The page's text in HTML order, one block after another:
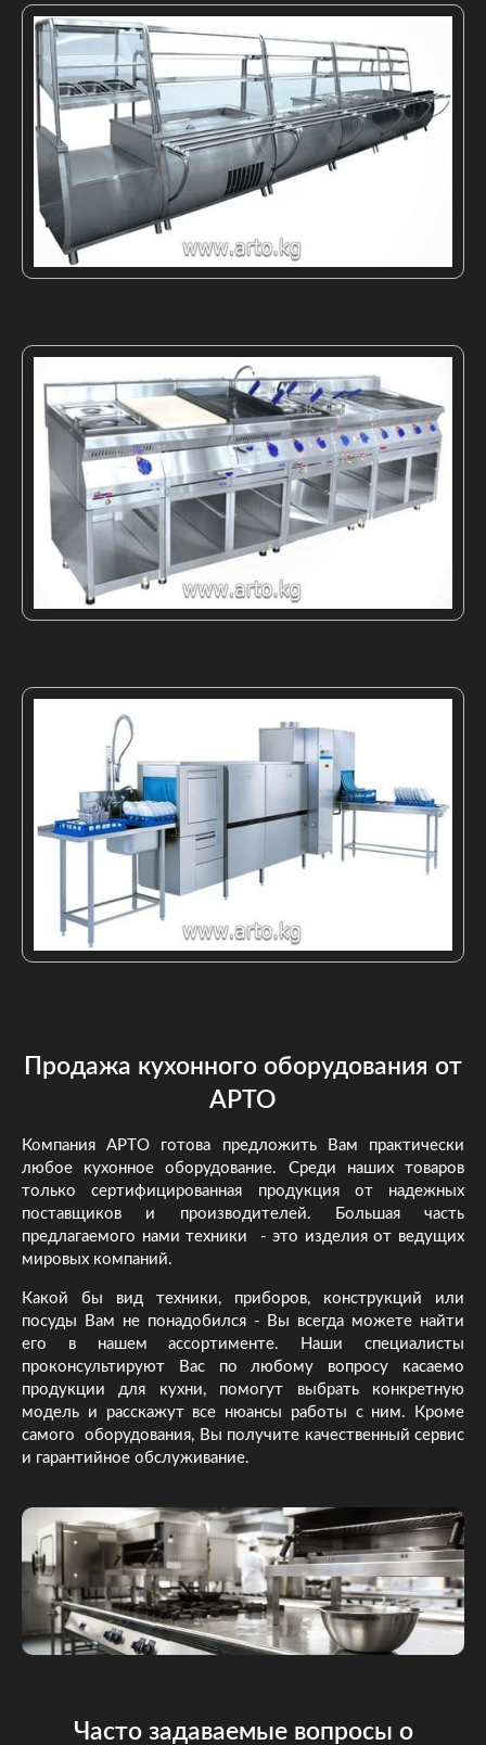
Продажа кухонного оборудования от
АРТО
Компания АРТО готова предложить Вам практически
любое кухонное оборудование. Среди наших товаров
только сертифицированная продукция от надежных
поставщиков и производителей. Большая часть
предлагаемого нами техники - это изделия от ведущих
мировых компаний.
Какой бы вид техники, приборов, конструкций или
посуды Вам не понадобился - Вы всегда можете найти
его в нашем ассортименте. Наши специалисты
проконсультируют Вас по любому вопросу касаемо
продукции для кухни, помогут выбрать конкретную
модель и расскажут все нюансы работы с ним. Кроме
самого оборудования, Вы получите качественный сервис
и гарантийное обслуживание.
Часто задаваемые вопросы о